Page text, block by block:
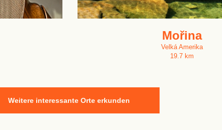
Mořina
Velká Amerika
19.7 km
Weitere interessante Orte erkunden